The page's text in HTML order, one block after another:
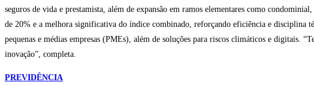
seguros de vida e prestamista, além de expansão em ramos elementares como
de 20% e a melhora significativa do índice combinado, reforçando eficiência e disciplina
pequenas e médias empresas (PMEs), além de soluções para riscos climáticos e digitais.
inovação”, completa.
PREVIDÊNCIA